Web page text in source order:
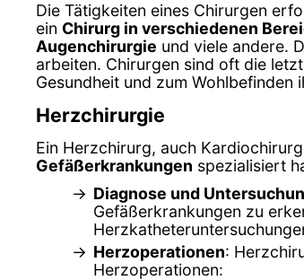
Die Tätigkeiten eines Chirurgen
ein Chirurg in verschiedenen
Augenchirurgie und viele andere.
arbeiten. Chirurgen sind oft die
Gesundheit und zum Wohlbefinden
Herzchirurgie
Ein Herzchirurg, auch
Gefäßerkrankungen spezialisiert
Diagnose und
Gefäßerkrankungen zu
Herzoperationen:
Herzoperationen: